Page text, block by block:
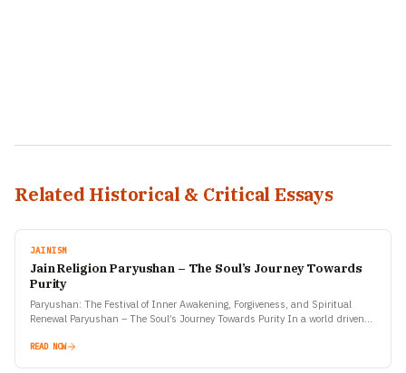
Related Historical & Critical Essays
JAINISM
Jain Religion Paryushan – The Soul’s Journey Towards
Purity
Paryushan: The Festival of Inner Awakening, Forgiveness, and Spiritual
Renewal Paryushan – The Soul’s Journey Towards Purity In a world driven
READ NOW